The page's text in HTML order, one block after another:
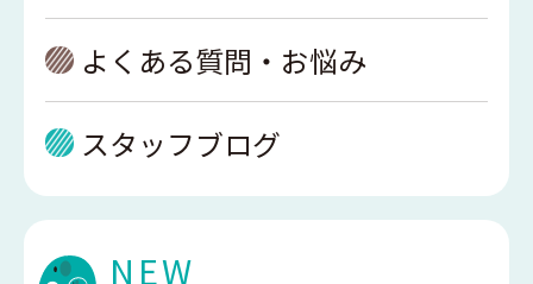
よくある質問・お悩み
スタッフブログ
NEW